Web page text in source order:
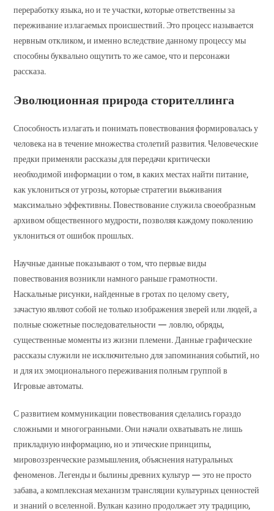
переработку языка, но и те участки, которые ответственны за
переживание излагаемых происшествий. Это процесс называется
нервным откликом, и именно вследствие данному процессу мы
способны буквально ощутить то же самое, что и персонажи
рассказа.
Эволюционная природа сторителлинга
Способность излагать и понимать повествования формировалась у
человека на в течение множества столетий развития. Человеческие
предки применяли рассказы для передачи критически
необходимой информации о том, в каких местах найти питание,
как уклониться от угрозы, которые стратегии выживания
максимально эффективны. Повествование служила своеобразным
архивом общественного мудрости, позволяя каждому поколению
уклониться от ошибок прошлых.
Научные данные показывают о том, что первые виды
повествования возникли намного раньше грамотности.
Наскальные рисунки, найденные в гротах по целому свету,
зачастую являют собой не только изображения зверей или людей, а
полные сюжетные последовательности — ловлю, обряды,
существенные моменты из жизни племени. Данные графические
рассказы служили не исключительно для запоминания событий, но
и для их эмоционального переживания полным группой в
Игровые автоматы.
С развитием коммуникации повествования сделались гораздо
сложными и многогранными. Они начали охватывать не лишь
прикладную информацию, но и этические принципы,
мировоззренческие размышления, объяснения натуральных
феноменов. Легенды и былины древних культур — это не просто
забава, а комплексная механизм трансляции культурных ценностей
и знаний о вселенной. Вулкан казино продолжает эту традицию,